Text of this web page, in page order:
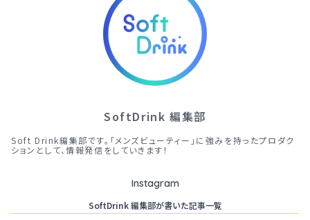
SoftDrink 編集部
Soft Drink編集部です。「メンズビューティー」に強みを持ったプロダク
ションとして、情報発信をしていきます！
Instagram
SoftDrink 編集部が書いた記事一覧